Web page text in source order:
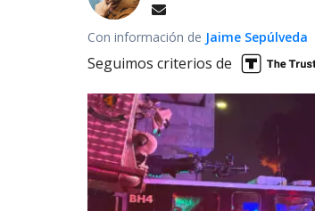
Con información de Jaime Sepúlveda
Seguimos criterios de